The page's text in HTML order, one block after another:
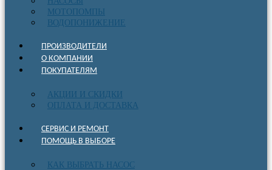
МОТОПОМПЫ
ВОДОПОНИЖЕНИЕ
ПРОИЗВОДИТЕЛИ
О КОМПАНИИ
ПОКУПАТЕЛЯМ
АКЦИИ И СКИДКИ
ОПЛАТА И ДОСТАВКА
СЕРВИС И РЕМОНТ
ПОМОЩЬ В ВЫБОРЕ
КАК ВЫБРАТЬ НАСОС